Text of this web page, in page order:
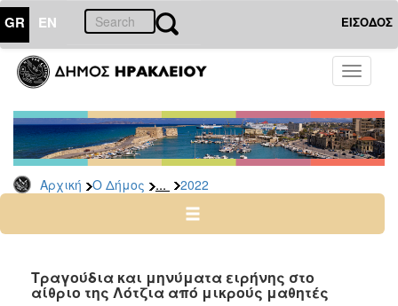
GR EN ΕΙΣΟΔΟΣ
Toggle
Αρχική Ο Δήμος ... 2022
ΔΗΜΟΣ
Δελτία
Τύπου
Αρχείο
2026
2024
2022
Τραγούδια και μηνύματα ειρήνης στο
αίθριο της Λότζια από μικρούς μαθητές